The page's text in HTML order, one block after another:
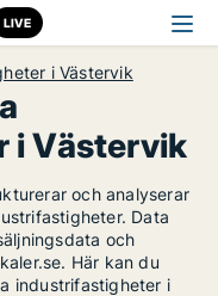
LIVE
i Västervik
i Västervik
och analyserar
Data
och
Här kan du
industrifastigheter i